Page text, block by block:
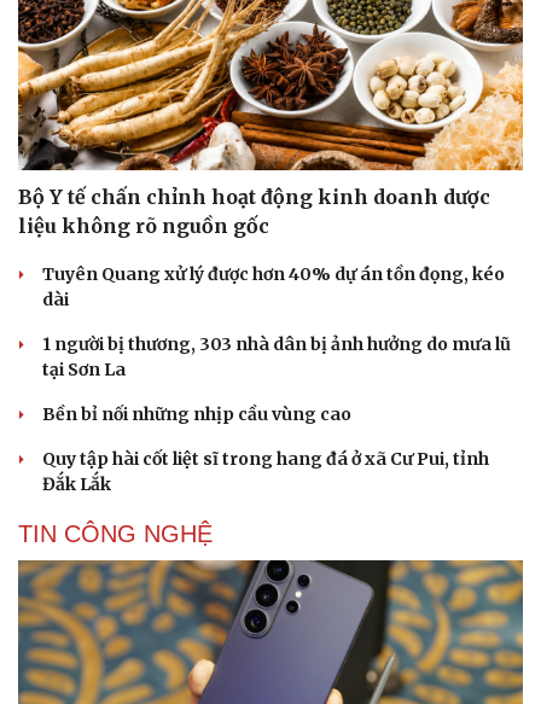
Bộ Y tế chấn chỉnh hoạt động kinh doanh dược
liệu không rõ nguồn gốc
Tuyên Quang xử lý được hơn 40% dự án tồn đọng, kéo
dài
1 người bị thương, 303 nhà dân bị ảnh hưởng do mưa lũ
tại Sơn La
Bền bỉ nối những nhịp cầu vùng cao
Quy tập hài cốt liệt sĩ trong hang đá ở xã Cư Pui, tỉnh
Đắk Lắk
TIN CÔNG NGHỆ